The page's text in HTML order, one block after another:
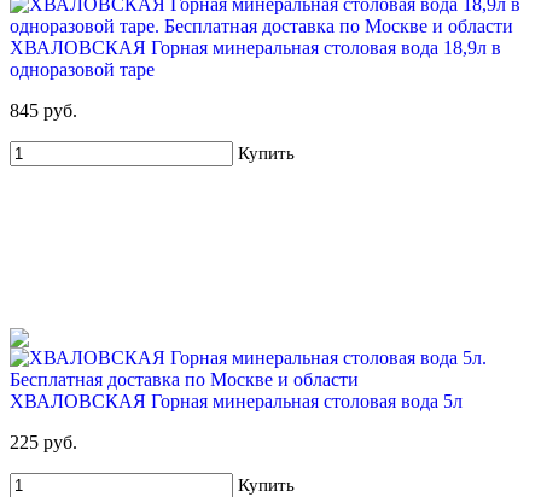
ХВАЛОВСКАЯ Горная минеральная столовая вода 18,9л в
одноразовой таре
845 руб.
Купить
ХВАЛОВСКАЯ Горная минеральная столовая вода 5л
225 руб.
Купить